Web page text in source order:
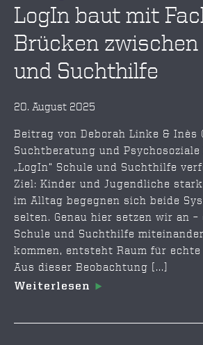
LogIn baut mit
Brücken zwischen
und Suchthilfe
20. August 2025
Beitrag von Deborah Linke & Inès
Suchtberatung und
„LogIn“ Schule und Suchthilfe
Ziel: Kinder und Jugendliche stark
im Alltag begegnen sich beide
selten. Genau hier setzen wir an –
Schule und Suchthilfe
kommen, entsteht Raum für echte
Aus dieser Beobachtung [...]
Weiterlesen